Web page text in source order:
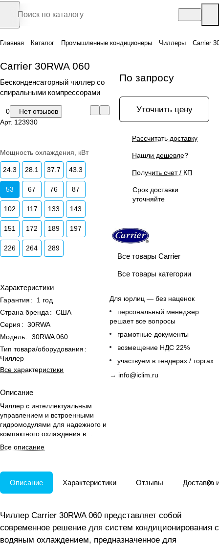
Главная Каталог Промышленные кондиционеры Чиллеры Carrier
Carrier 30RWA 060
Бесконденсаторный чиллер со
спиральными компрессорами
0
Нет отзывов
Арт. 123930
Мощность охлаждения, кВт
24.3 28.1 37.7 43.3
53 67 76 87
102 117 133 143
151 172 189 197
226 264 289
Характеристики
Гарантия :
1 год
Страна бренда : США
Серия : 30RWA
Модель: 30RWA 060
Тип товара/оборудования :
Чиллер
Все характеристики
Описание
Чиллер с интеллектуальным
управлением и встроенными
гидромодулями для надежного и
компактного охлаждения в
сложных климатических
условиях.
Все описание
По запросу
Уточнить цену
Рассчитать доставку
Нашли дешевле?
Получить счет / КП
Срок доставки
уточняйте
Все товары Carrier
Все товары категории
Для юрлиц — без наценок
персональный менеджер
решает все вопросы
грамотные документы
возмещение НДС 22%
участвуем в тендерах / торгах
→ info@iclim.ru
Описание Характеристики Отзывы Доставка
Чиллер Carrier 30RWA 060 представляет собой
современное решение для систем кондиционирования с
водяным охлаждением, предназначенное для